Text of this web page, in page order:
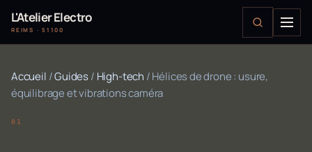
L'Atelier Electro
REIMS · 51100
Accueil /Guides/ High-tech /Hélices de drone : usure,
équilibrage et vibrations caméra